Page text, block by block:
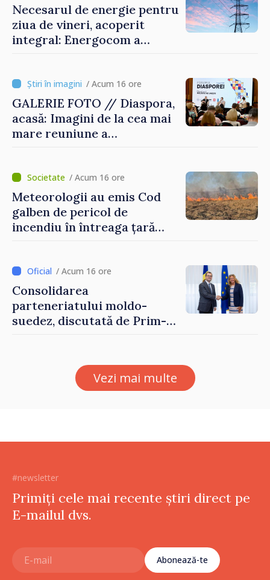
Necesarul de energie pentru
ziua de vineri, acoperit
integral: Energocom a
/ Acum 16 ore
GALERIE FOTO // Diaspora,
acasă: Imagini de la cea mai
mare reuniune a
/ Acum 16 ore
Meteorologii au emis Cod
galben de pericol de
incendiu în întreaga țară
/ Acum 16 ore
Consolidarea
parteneriatului moldo-
suedez, discutată de Prim-
Petra Lärke
Vezi mai multe
#newsletter
Primiți cele mai recente știri direct pe
E-mailul dvs.
Abonează-te